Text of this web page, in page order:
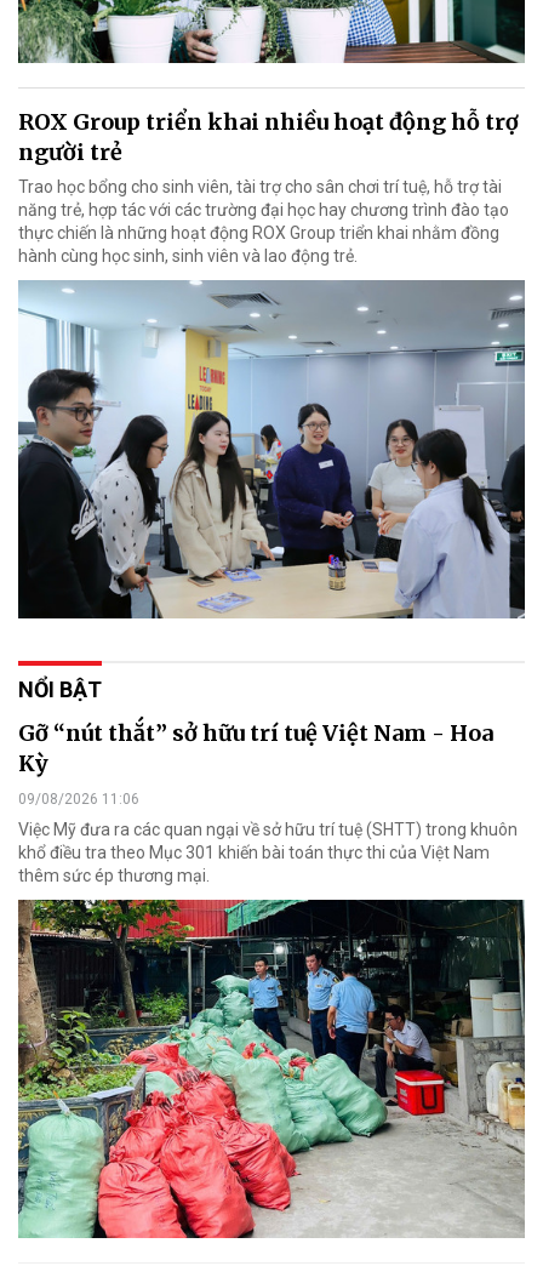
ROX Group triển khai nhiều hoạt động hỗ trợ
người trẻ
Trao học bổng cho sinh viên, tài trợ cho sân chơi trí tuệ, hỗ trợ tài
năng trẻ, hợp tác với các trường đại học hay chương trình đào tạo
thực chiến là những hoạt động ROX Group triển khai nhằm đồng
hành cùng học sinh, sinh viên và lao động trẻ.
NỔI BẬT
Gỡ “nút thắt” sở hữu trí tuệ Việt Nam - Hoa
Kỳ
09/08/2026 11:06
Việc Mỹ đưa ra các quan ngại về sở hữu trí tuệ (SHTT) trong khuôn
khổ điều tra theo Mục 301 khiến bài toán thực thi của Việt Nam
thêm sức ép thương mại.